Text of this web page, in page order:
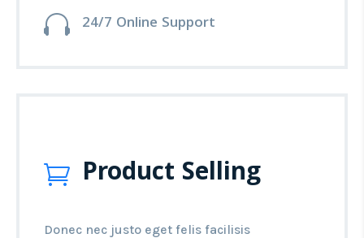
 24/7 Online Support
 Product Selling
Donec nec justo eget felis facilisis